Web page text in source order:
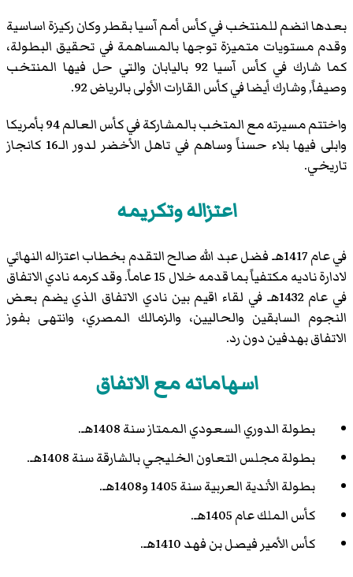
بعدها انضم للمنتخب في كأس أمم آسيا بقطر وكان ركيزة اساسية
وقدم مستويات متميزة توجها بالمساهمة في تحقيق البطولة،
كما شارك في كأس آسيا 92 باليابان والتي حل فيها المنتخب
وصيفاً, وشارك أيضا في كأس القارات الأولى بالرياض 92.
واختتم مسيرته مع المتخب بالمشاركة في كأس العالم 94 بأمريكا
وابلى فيها بلاء حسناً وساهم في تاهل الأخضر لدور الـ16 كانجاز
تاريخي.
اعتزاله وتكريمه
في عام 1417هـ فضل عبد الله صالح التقدم بخطاب اعتزاله النهائي
لادارة ناديه مكتفياً بما قدمه خلال 15 عاماً. وقد كرمه نادي الاتفاق
في عام 1432هـ في لقاء اقيم بين نادي الاتفاق الذي يضم بعض
النجوم السابقين والحاليين، والزمالك المصري، وانتهى بفوز
الاتفاق بهدفين دون رد.
اسهاماته مع الاتفاق
بطولة الدوري السعودي الممتاز سنة 1408هـ.
بطولة مجلس التعاون الخليجي بالشارقة سنة 1408هـ.
بطولة الأندية العربية سنة 1405 و1408هـ.
كأس الملك عام 1405هـ.
كأس الأمير فيصل بن فهد 1410هـ.